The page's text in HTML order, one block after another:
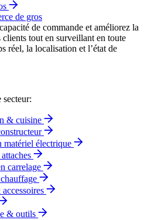
de gros
de commande et améliorez la
clients tout en surveillant en toute
réel, la localisation et l’état de
secteur:
& cuisine
matériel électrique
carrelage
& outils